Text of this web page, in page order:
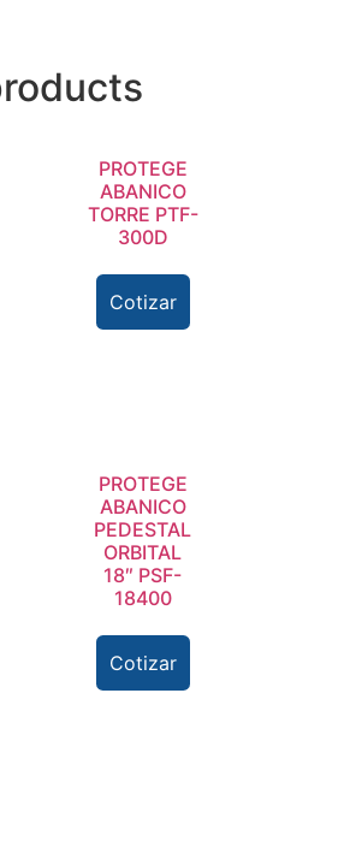
PROTEGE
ABANICO
TORRE PTF-
300D
Cotizar
PROTEGE
ABANICO
PEDESTAL
ORBITAL
18″ PSF-
18400
Cotizar